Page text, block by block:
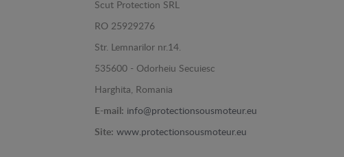
Scut Protection SRL
RO 25929276
Str. Lemnarilor nr.14.
535600 - Odorheiu Secuiesc
Harghita, Romania
E-mail: info@protectionsousmoteur.eu
Site: www.protectionsousmoteur.eu